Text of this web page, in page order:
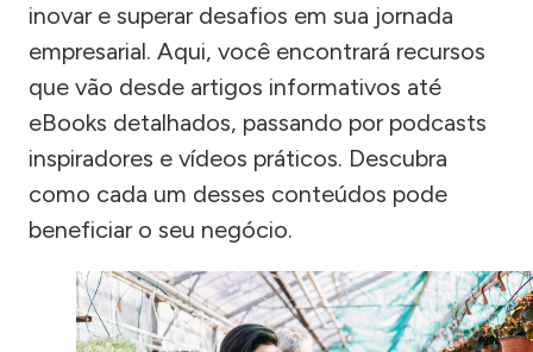
inovar e superar desafios em sua jornada
empresarial. Aqui, você encontrará recursos
que vão desde artigos informativos até
eBooks detalhados, passando por podcasts
inspiradores e vídeos práticos. Descubra
como cada um desses conteúdos pode
beneficiar o seu negócio.